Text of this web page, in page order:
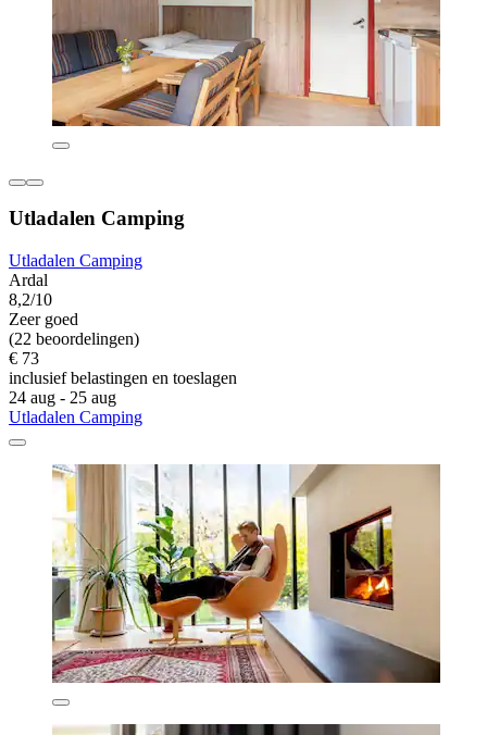
Utladalen Camping
Utladalen Camping
Ardal
8,2/10
Zeer goed
(22 beoordelingen)
€ 73
inclusief belastingen en toeslagen
24 aug - 25 aug
Utladalen Camping